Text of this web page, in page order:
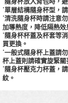
˙單層結構隨身杯型，
˙清洗隨身杯時請注意
加導熱度，降低隔熱效
˙隨身杯杯蓋及杯套等
買更換。
˙一般式隨身杯上蓋請
杯上蓋則請確實旋緊關
˙隨身杯壓克力杯蓋，
紋。